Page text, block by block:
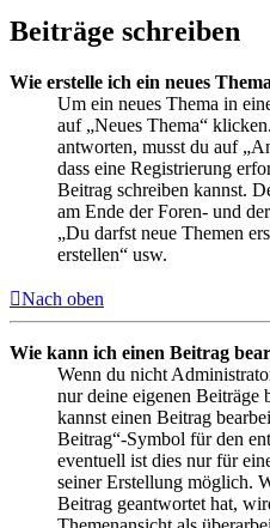
Beiträge schreiben
Wie erstelle ich ein neues
Um ein neues Thema in
auf „Neues Thema“
antworten, musst du auf
dass eine Registrierung
Beitrag schreiben kannst.
am Ende der Foren- und
„Du darfst neue Themen
erstellen“ usw.
Nach oben
Wie kann ich einen Beitrag
Wenn du nicht
nur deine eigenen Beiträge
kannst einen Beitrag
Beitrag“-Symbol für den
eventuell ist dies nur für
seiner Erstellung möglich.
Beitrag geantwortet hat,